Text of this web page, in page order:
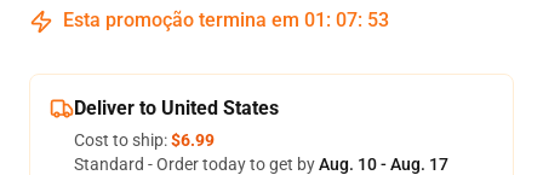
Esta promoção termina em 01 : 07: 52
Deliver to United States
Cost to ship:$6.99
Standard - Order today to get byAug. 10 - Aug. 17